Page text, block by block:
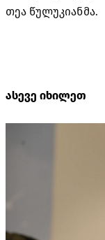
თეა წულუკიანმა.
ასევე იხილეთ